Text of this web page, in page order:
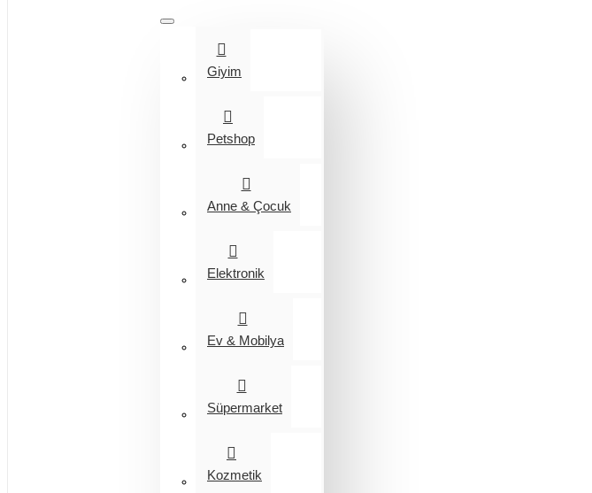
Giyim
Petshop
Anne & Çocuk
Elektronik
Ev & Mobilya
Süpermarket
Kozmetik